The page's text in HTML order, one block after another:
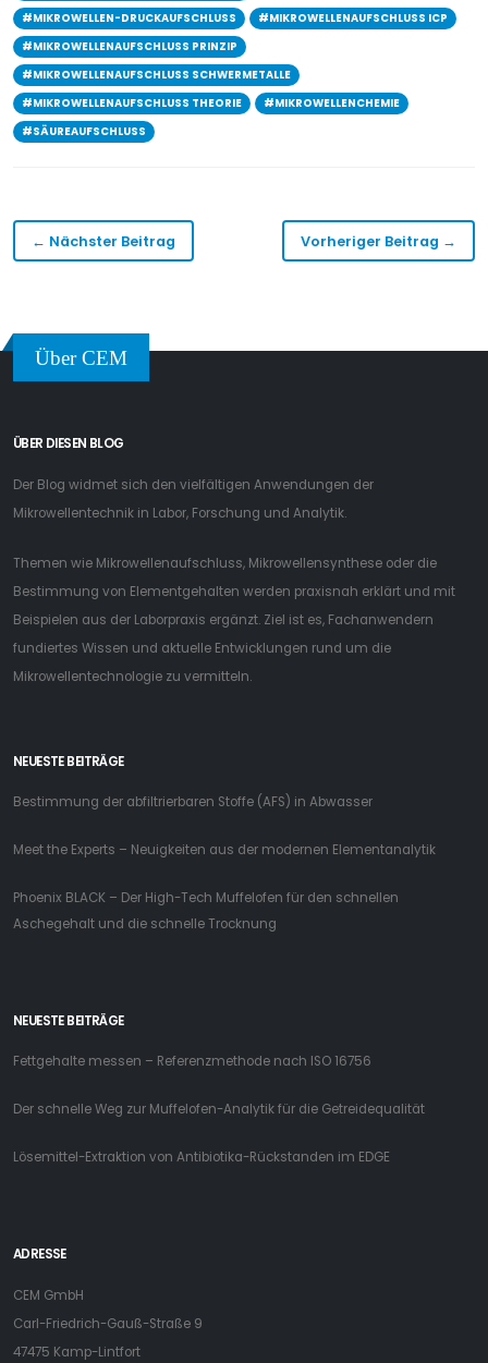
#MIKROWELLEN-DRUCKAUFSCHLUSS
#MIKROWELLENAUFSCHLUSS ICP
#MIKROWELLENAUFSCHLUSS PRINZIP
#MIKROWELLENAUFSCHLUSS SCHWERMETALLE
#MIKROWELLENAUFSCHLUSS THEORIE
#MIKROWELLENCHEMIE
#SÄUREAUFSCHLUSS
← Nächster Beitrag Vorheriger Beitrag →
Über CEM
ÜBER DIESEN BLOG
Der Blog widmet sich den vielfältigen Anwendungen der
Mikrowellentechnik in Labor, Forschung und Analytik.
Themen wie Mikrowellenaufschluss, Mikrowellensynthese oder die
Bestimmung von Elementgehalten werden praxisnah erklärt und mit
Beispielen aus der Laborpraxis ergänzt. Ziel ist es, Fachanwendern
fundiertes Wissen und aktuelle Entwicklungen rund um die
Mikrowellentechnologie zu vermitteln.
NEUESTE BEITRÄGE
Bestimmung der abfiltrierbaren Stoffe (AFS) in Abwasser
Meet the Experts – Neuigkeiten aus der modernen Elementanalytik
Phoenix BLACK – Der High-Tech Muffelofen für den schnellen
Aschegehalt und die schnelle Trocknung
NEUESTE BEITRÄGE
Fettgehalte messen – Referenzmethode nach ISO 16756
Der schnelle Weg zur Muffelofen-Analytik für die Getreidequalität
Lösemittel-Extraktion von Antibiotika-Rückstanden im EDGE
ADRESSE
CEM GmbH
Carl-Friedrich-Gauß-Straße 9
47475 Kamp-Lintfort